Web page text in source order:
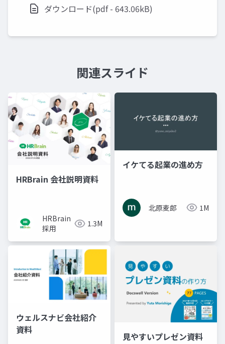
ダウンロード(pdf - 643.06kB)
関連スライド
HRBrain 会社説明資料
HRBrain
採用
1.3M
イケてる起業の進め方
北原麦郎 1M
ウェルスナビ会社紹介
資料
見やすいプレゼン資料